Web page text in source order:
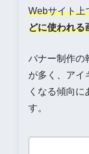
Webサイト上
どに使われる
バナー制作の
が多く、アイ
くなる傾向
す。